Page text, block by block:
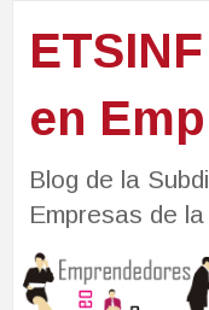
en
Blog de la
Empresas de